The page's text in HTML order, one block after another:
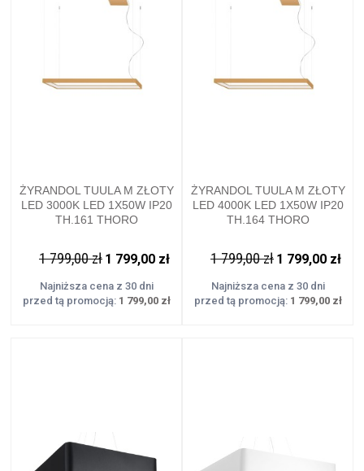
ŻYRANDOL TUULA M ZŁOTY
LED 3000K LED 1X50W IP20
TH.161 THORO
1 799,00 zł 1 799,00 zł
Najniższa cena z 30 dni
przed tą promocją: 1 799,00 zł
ŻYRANDOL TUULA M ZŁOTY
LED 4000K LED 1X50W IP20
TH.164 THORO
1 799,00 zł 1 799,00 zł
Najniższa cena z 30 dni
przed tą promocją: 1 799,00 zł